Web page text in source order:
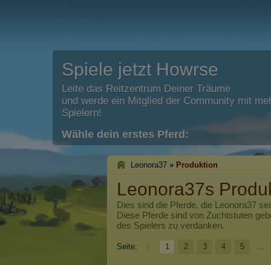
Spiele jetzt Howrse
Leite das Reitzentrum Deiner Träume
und werde ein Mitglied der Community mit
Spielern!
Wähle dein erstes Pferd:
Leonora37 » Produktion
Leonora37s
Dies sind die Pferde, die Leonora37
Diese Pferde sind von Zuchtstuten
des Spielers zu verdanken.
Seite: 1 2 3 4 5 ...